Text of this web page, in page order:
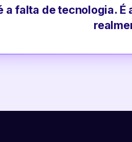
a falta de tecnologia. É